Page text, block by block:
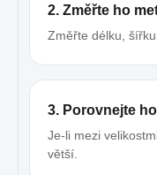
2. Změřte ho
Změřte délku,
3. Porovnejte
Je-li mezi
větší.